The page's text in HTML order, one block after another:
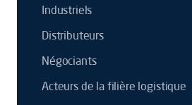
Industriels
Distributeurs
Négociants
Acteurs de la filière logistique